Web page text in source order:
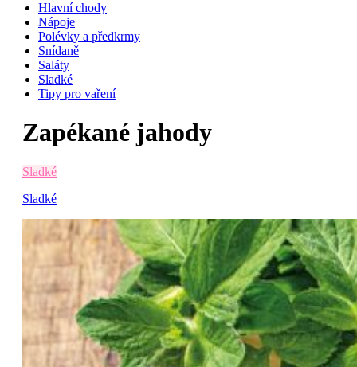
Hlavní chody
Nápoje
Polévky a předkrmy
Snídaně
Saláty
Sladké
Tipy pro vaření
Zapékané jahody
Sladké
Sladké